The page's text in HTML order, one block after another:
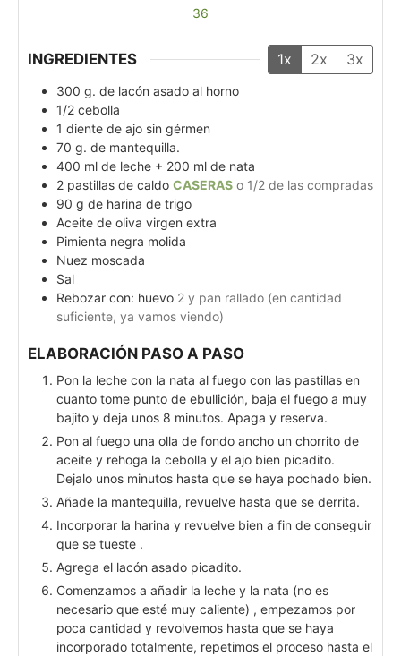
36
INGREDIENTES 1x 2x 3x
300 g. de lacón asado al horno
1/2 cebolla
1 diente de ajo sin gérmen
70 g. de mantequilla.
400 ml de leche + 200 ml de nata
2 pastillas de caldo CASERAS o 1/2 de las compradas
90 g de harina de trigo
Aceite de oliva virgen extra
Pimienta negra molida
Nuez moscada
Sal
Rebozar con: huevo 2 y pan rallado (en cantidad
suficiente, ya vamos viendo)
ELABORACIÓN PASO A PASO
Pon la leche con la nata al fuego con las pastillas en
cuanto tome punto de ebullición, baja el fuego a muy
bajito y deja unos 8 minutos. Apaga y reserva.
Pon al fuego una olla de fondo ancho un chorrito de
aceite y rehoga la cebolla y el ajo bien picadito.
Dejalo unos minutos hasta que se haya pochado bien.
Añade la mantequilla, revuelve hasta que se derrita.
Incorporar la harina y revuelve bien a fin de conseguir
que se tueste .
Agrega el lacón asado picadito.
Comenzamos a añadir la leche y la nata (no es
necesario que esté muy caliente) , empezamos por
poca cantidad y revolvemos hasta que se haya
incorporado totalmente, repetimos el proceso hasta el